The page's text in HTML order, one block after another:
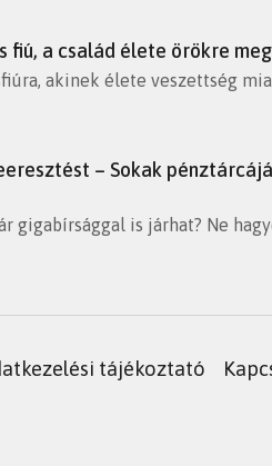
fiú, a család élete örökre
akinek élete veszettség
– Sokak
gigabírsággal is járhat? Ne
tájékoztató